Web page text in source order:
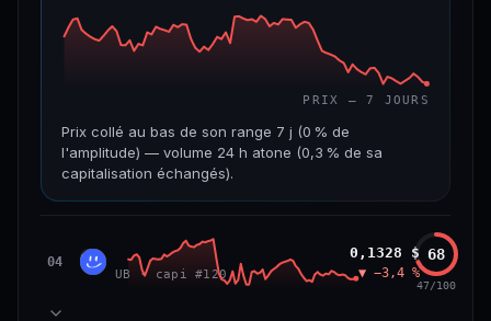
PRIX — 7 JOURS
Prix collé au bas de son range 7 j (0 % de
l'amplitude) — volume 24 h atone (0,3 % de sa
capitalisation échangés).
VAR. 7 J VAR. 30 J
04 UB Unibase
UB · capi #120
0,1328 $
▼ −3,4 %
68
47/100